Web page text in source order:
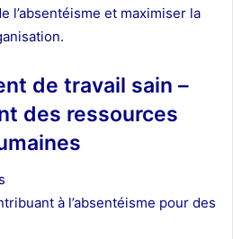
l’absentéisme et maximiser la
de travail sain –
des ressources
à l’absentéisme pour des